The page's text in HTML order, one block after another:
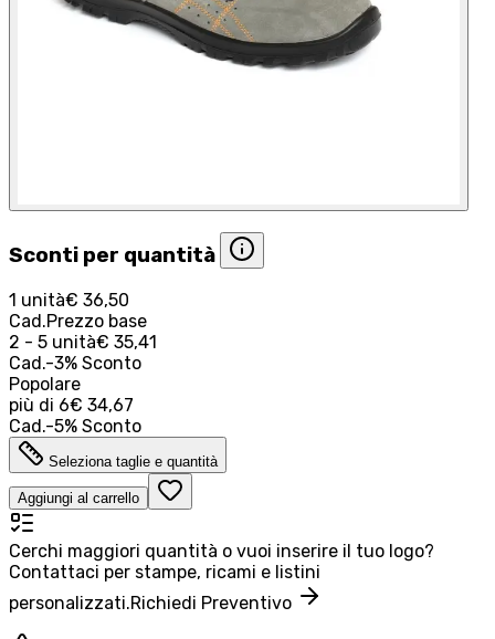
Sconti per quantità
1 unità€ 36,50
Cad.Prezzo base
2 - 5 unità€ 35,41
Cad.-3% Sconto
Popolare
più di 6€ 34,67
Cad.-5% Sconto
Seleziona taglie e quantità
Aggiungi al carrello
Cerchi maggiori quantità o vuoi inserire il tuo logo?
Contattaci per stampe, ricami e listini
personalizzati.Richiedi Preventivo